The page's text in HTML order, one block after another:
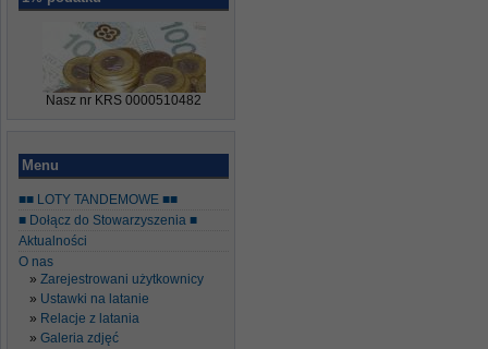
Nasz nr KRS 0000510482
Menu
■■ LOTY TANDEMOWE ■■
■ Dołącz do Stowarzyszenia ■
Aktualności
O nas
Zarejestrowani użytkownicy
Ustawki na latanie
Relacje z latania
Galeria zdjęć